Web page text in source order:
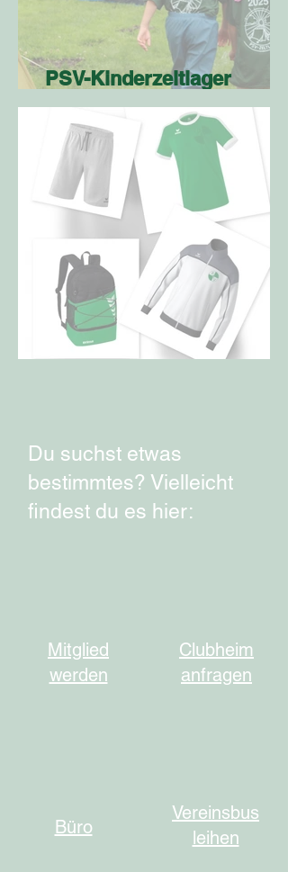
PSV-Kinderzeltlager
Anmeldung 2026
Du suchst etwas
bestimmtes? Vielleicht
findest du es hier:
Mitglied
werden
Clubheim
anfragen
Büro
Vereinsbus
leihen